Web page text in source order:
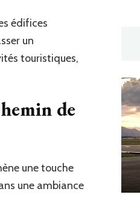
édifices
un
touristiques,
de
une touche
une ambiance